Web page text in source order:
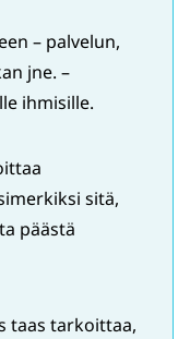
– palvelun,
jne. –
ihmisille.
sitä,
päästä
taas tarkoittaa,